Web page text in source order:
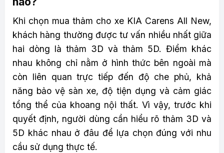
Khi chọn mua thảm cho xe KIA Carens All New,
khách hàng thường được tư vấn nhiều nhất giữa
hai dòng là thảm 3D và thảm 5D. Điểm khác
nhau không chỉ nằm ở hình thức bên ngoài mà
còn liên quan trực tiếp đến độ che phủ, khả
năng bảo vệ sàn xe, độ tiện dụng và cảm giác
tổng thể của khoang nội thất. Vì vậy, trước khi
quyết định, người dùng cần hiểu rõ thảm 3D và
5D khác nhau ở đâu để lựa chọn đúng với nhu
cầu sử dụng thực tế.